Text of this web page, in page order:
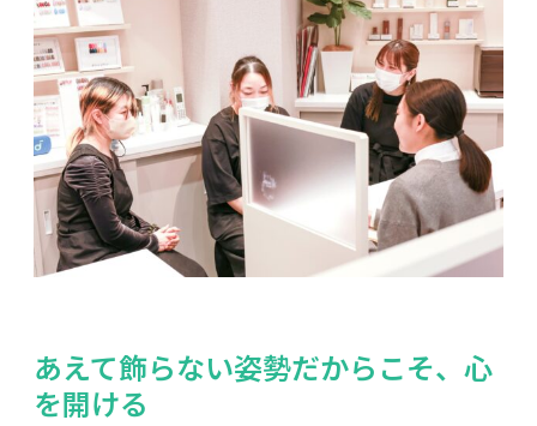
あえて飾らない姿勢だからこそ、心
を開ける